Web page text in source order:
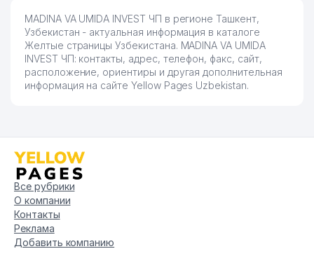
MADINA VA UMIDA INVEST ЧП в регионе Ташкент,
Узбекистан - актуальная информация в каталоге
Желтые страницы Узбекистана. MADINA VA UMIDA
INVEST ЧП: контакты, адрес, телефон, факс, сайт,
расположение, ориентиры и другая дополнительная
информация на сайте Yellow Pages Uzbekistan.
Все рубрики
О компании
Контакты
Реклама
Добавить компанию